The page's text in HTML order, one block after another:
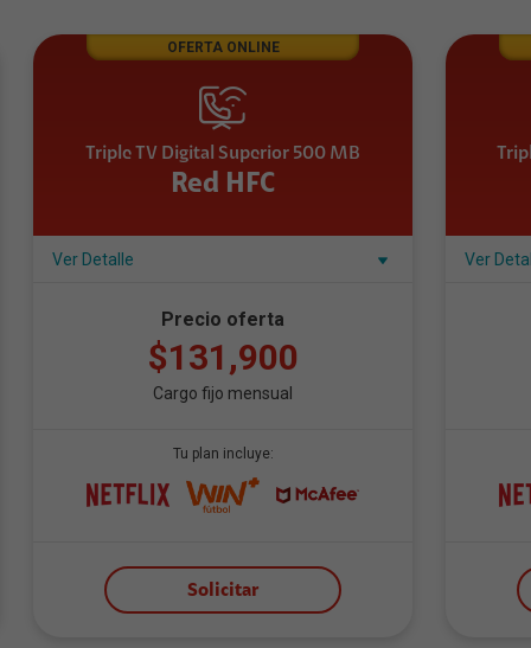
OFERTA ONLINE
Triple TV Digital Superior 500 MB
Red HFC
Ver Detalle
Precio oferta
$131,900
Cargo fijo mensual
Tu plan incluye:
Solicitar
Ver